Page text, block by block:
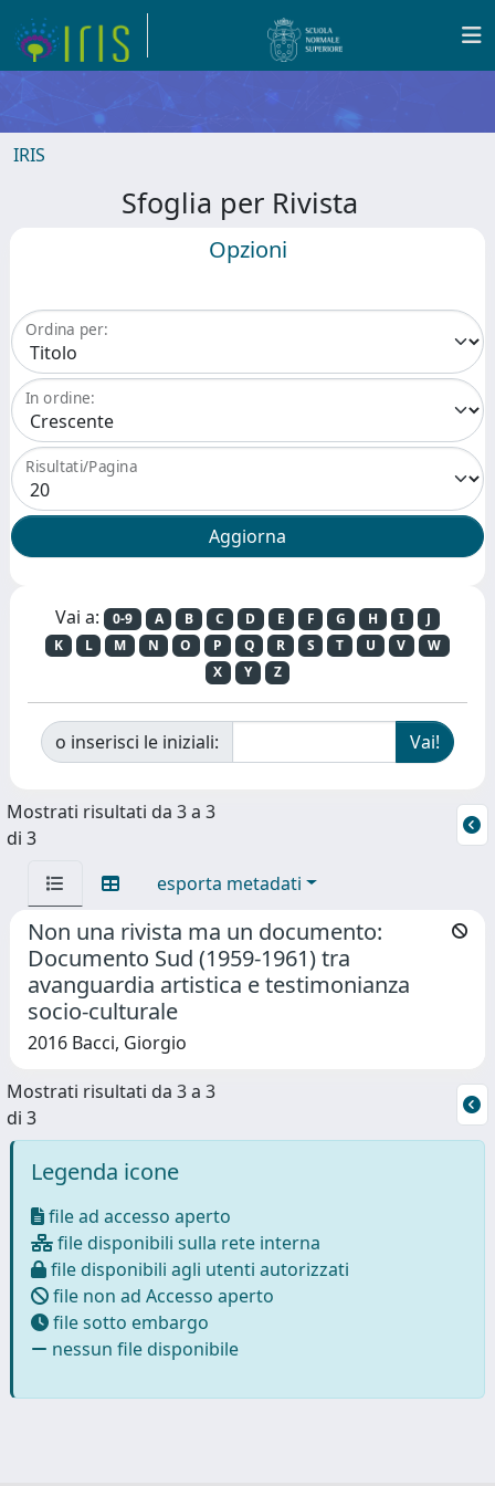
IRIS
Sfoglia per Rivista
Opzioni
Ordina per:
In ordine:
Risultati/Pagina
Vai a: 0-9 A B C D E F G H I
J
K
L M N O P Q R S T U V
W
X
Y Z
o inserisci le iniziali:
Mostrati risultati da 3 a 3
di 3
esporta metadati
Non una rivista ma un documento:
Documento Sud (1959-1961) tra
avanguardia artistica e testimonianza
socio-culturale
2016 Bacci, Giorgio
Mostrati risultati da 3 a 3
di 3
Legenda icone
file ad accesso aperto
file disponibili sulla rete interna
file disponibili agli utenti autorizzati
file non ad Accesso aperto
file sotto embargo
nessun file disponibile